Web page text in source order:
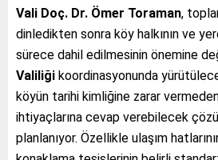
Vali Doç. Dr. Ömer Toraman,
dinledikten sonra köy halkının ve
sürece dahil edilmesinin önemine
Valiliği koordinasyonunda
köyün tarihi kimliğine zarar
ihtiyaçlarına cevap verebilecek
planlanıyor. Özellikle ulaşım